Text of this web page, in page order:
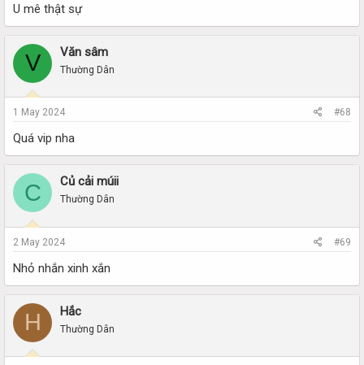
U mê thật sự
V Văn sâm
Thường Dân
1 May 2024 #68
Quá vip nha
C Củ cải múii
Thường Dân
2 May 2024 #69
Nhỏ nhắn xinh xắn
H Hắc
Thường Dân